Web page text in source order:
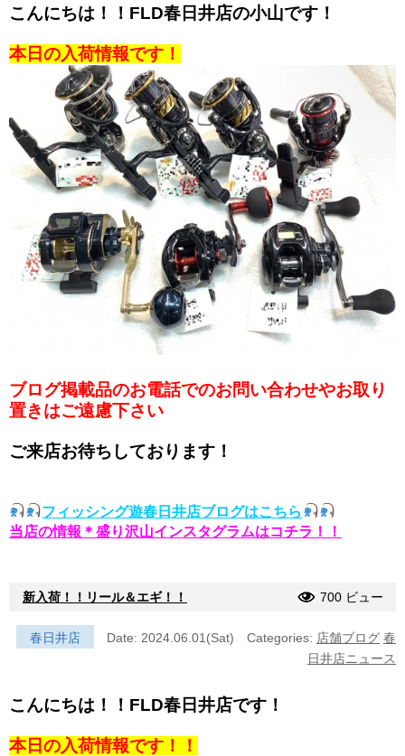
こんにちは！！FLD春日井店の小山です！
本日の入荷情報です！
ブログ掲載品のお電話でのお問い合わせやお取り
置きはご遠慮下さい
ご来店お待ちしております！
フィッシング遊春日井店ブログはこちら
当店の情報＊盛り沢山インスタグラムはコチラ！！
新入荷！！リール＆エギ！！ 700 ビュー
春日井店 Date: 2024.06.01(Sat) Categories: 店舗ブログ 春
日井店ニュース
こんにちは！！FLD春日井店です！
本日の入荷情報です！！